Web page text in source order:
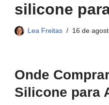
silicone
Lea Freitas 16 de
Onde
Silicone para